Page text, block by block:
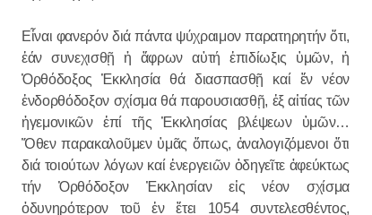
Εἶναι φανερόν διά πάντα ψύχραιμον παρατηρητήν ὅτι,
ἐάν συνεχισθῇ ἡ ἄφρων αὐτή ἐπιδίωξις ὑμῶν, ἡ
Ὀρθόδοξος Ἐκκλησία θά διασπασθῇ καί ἕν νέον
ἐνδορθόδοξον σχίσμα θά παρουσιασθῇ, ἐξ αἰτίας τῶν
ἡγεμονικῶν ἐπί τῆς Ἐκκλησίας βλέψεων ὑμῶν…
Ὅθεν παρακαλοῦμεν ὑμᾶς ὅπως, ἀναλογιζόμενοι ὅτι
διά τοιούτων λόγων καί ἐνεργειῶν ὁδηγεῖτε ἀφεύκτως
τήν Ὀρθόδοξον Ἐκκλησίαν εἰς νέον σχίσμα
ὀδυνηρότερον τοῦ ἐν ἔτει 1054 συντελεσθέντος,